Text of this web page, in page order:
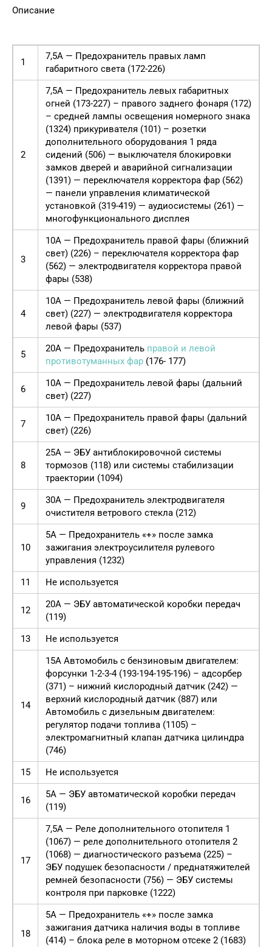
Описание
1
7,5А — Предохранитель правых ламп
габаритного света (172-226)
2
7,5А — Предохранитель левых габаритных
огней (173-227) – правого заднего фонаря (172)
– средней лампы освещения номерного знака
(1324) прикуривателя (101) – розетки
дополнительного оборудования 1 ряда
сидений (506) — выключателя блокировки
замков дверей и аварийной сигнализации
(1391) — переключателя корректора фар (562)
— панели управления климатической
установкой (319-419) — аудиосистемы (261) —
многофункционального дисплея
3
10А — Предохранитель правой фары (ближний
свет) (226) – переключателя корректора фар
(562) — электродвигателя корректора правой
фары (538)
4
10А — Предохранитель левой фары (ближний
свет) (227) — электродвигателя корректора
левой фары (537)
5
20А — Предохранитель правой и левой
противотуманных фар (176- 177)
6
10А — Предохранитель левой фары (дальний
свет) (227)
7
10А — Предохранитель правой фары (дальний
свет) (226)
8
25А — ЭБУ антиблокировочной системы
тормозов (118) или системы стабилизации
траектории (1094)
9
30А — Предохранитель электродвигателя
очистителя ветрового стекла (212)
10
5А — Предохранитель «+» после замка
зажигания электроусилителя рулевого
управления (1232)
11
Не используется
12
20А — ЭБУ автоматической коробки передач
(119)
13
Не используется
14
15А Автомобиль с бензиновым двигателем:
форсунки 1-2-3-4 (193-194-195-196) – адсорбер
(371) – нижний кислородный датчик (242) —
верхний кислородный датчик (887) или
Автомобиль с дизельным двигателем:
регулятор подачи топлива (1105) –
электромагнитный клапан датчика цилиндра
(746)
15
Не используется
16
5А — ЭБУ автоматической коробки передач
(119)
17
7,5А — Реле дополнительного отопителя 1
(1067) — реле дополнительного отопителя 2
(1068) — диагностического разъема (225) –
ЭБУ подушек безопасности / преднатяжителей
ремней безопасности (756) — ЭБУ системы
контроля при парковке (1222)
18
5А — Предохранитель «+» после замка
зажигания датчика наличия воды в топливе
(414) – блока реле в моторном отсеке 2 (1683)